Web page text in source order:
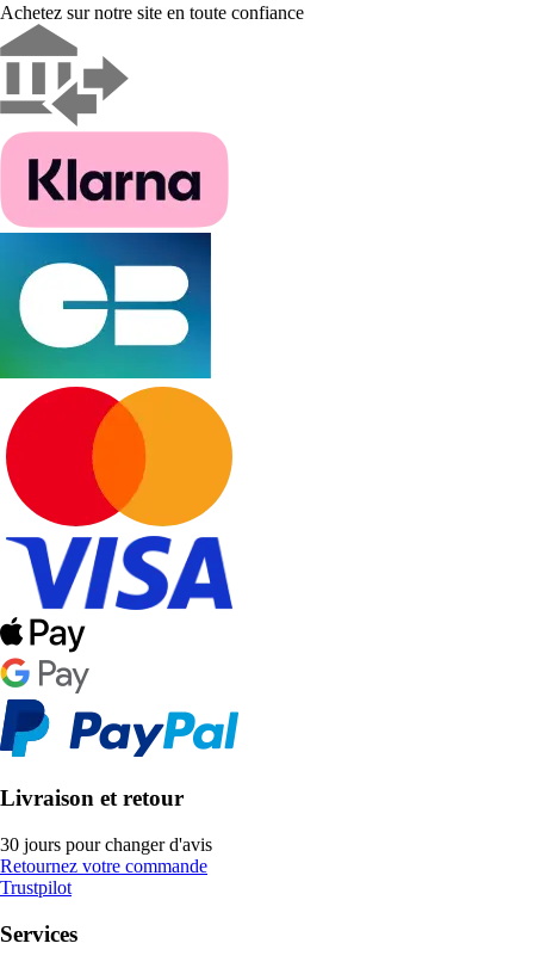
Achetez sur notre site en toute confiance
Livraison et retour
30 jours pour changer d'avis
Retournez votre commande
Trustpilot
Services